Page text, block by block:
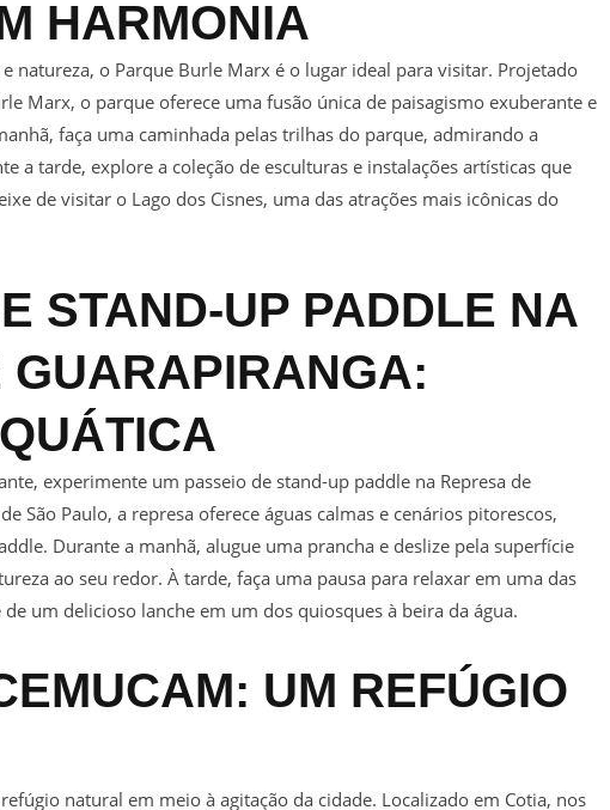
HARMONIA
natureza, o Parque Burle Marx é o lugar ideal para visitar. Projetado
Marx, o parque oferece uma fusão única de paisagismo exuberante e
faça uma caminhada pelas trilhas do parque, admirando a
a tarde, explore a coleção de esculturas e instalações artísticas que
de visitar o Lago dos Cisnes, uma das atrações mais icônicas do
STAND-UP PADDLE NA
GUARAPIRANGA:
experimente um passeio de stand-up paddle na Represa de
São Paulo, a represa oferece águas calmas e cenários pitorescos,
Durante a manhã, alugue uma prancha e deslize pela superfície
ao seu redor. À tarde, faça uma pausa para relaxar em uma das
um delicioso lanche em um dos quiosques à beira da água.
UM REFÚGIO
natural em meio à agitação da cidade. Localizado em Cotia, nos